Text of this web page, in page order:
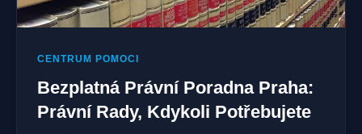
CENTRUM POMOCI
Bezplatná Právní Poradna Praha:
Právní Rady, Kdykoli Potřebujete